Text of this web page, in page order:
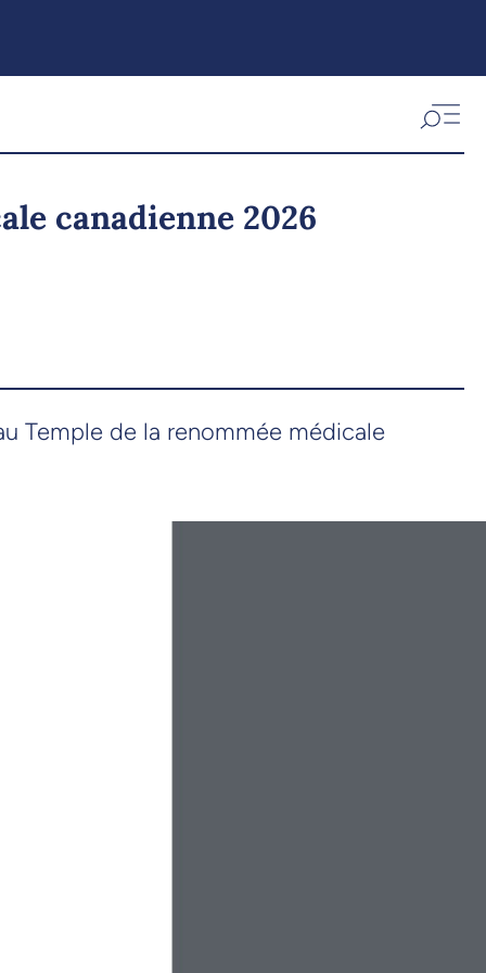
canadienne 2026
Temple de la renommée médicale